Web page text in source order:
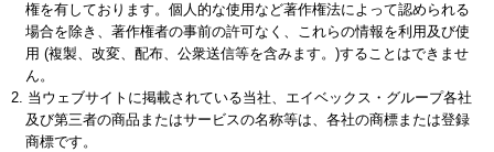
権を有しております。個人的な使用など著作権法によって認められる
場合を除き、著作権者の事前の許可なく、これらの情報を利用及び使
用 (複製、改変、配布、公衆送信等を含みます。)することはできませ
ん。
2. 当ウェブサイトに掲載されている当社、エイベックス・グループ各社
及び第三者の商品またはサービスの名称等は、各社の商標または登録
商標です。